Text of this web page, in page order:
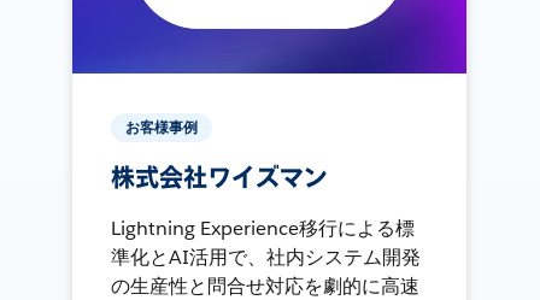
お客様事例
株式会社ワイズマン
Lightning Experience移行による標
準化とAI活用で、社内システム開発
の生産性と問合せ対応を劇的に高速